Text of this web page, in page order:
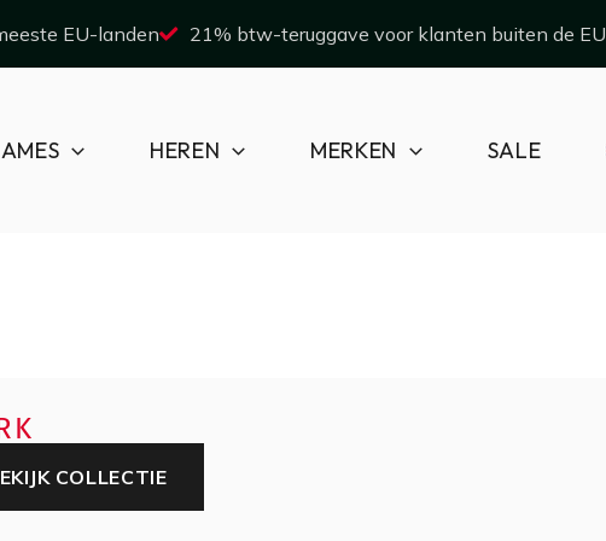
EU-landen 21% btw-teruggave voor klanten buiten de EU
HEREN MERKEN SALE
COLLECTIE